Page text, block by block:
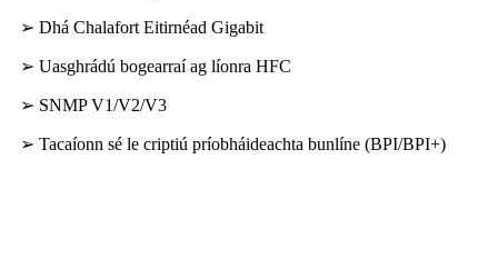
➢ Dhá Chalafort Eitirnéad Gigabit
➢ Uasghrádú bogearraí ag líonra HFC
➢ SNMP V1/V2/V3
➢ Tacaíonn sé le criptiú príobháideachta bunlíne (BPI/BPI+)